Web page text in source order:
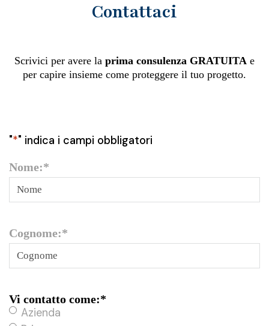
Contattaci
Scrivici per avere la prima consulenza GRATUITA e
per capire insieme come proteggere il tuo progetto.
"*" indica i campi obbligatori
Nome:*
Cognome:*
Vi contatto come:*
Azienda